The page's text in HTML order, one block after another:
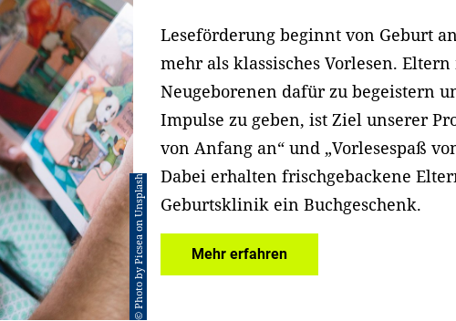
Leseförderung beginnt von Geburt
mehr als klassisches Vorlesen.
Neugeborenen dafür zu begeistern
Impulse zu geben, ist Ziel unserer
von Anfang an“ und „Vorlesespaß
Dabei erhalten frischgebackene
Geburtsklinik ein Buchgeschenk.
Mehr erfahren
© Photo by Picsea on Unsplash